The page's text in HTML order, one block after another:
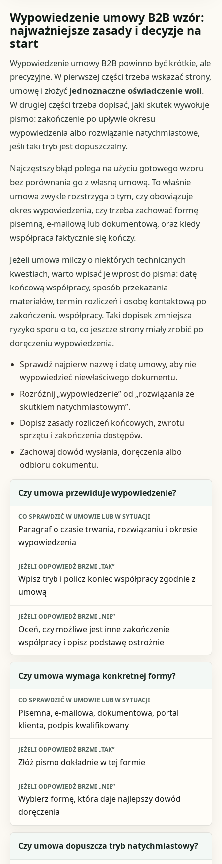
Wypowiedzenie umowy B2B wzór:
najważniejsze zasady i decyzje na
start
Wypowiedzenie umowy B2B powinno być krótkie, ale
precyzyjne. W pierwszej części trzeba wskazać strony,
umowę i złożyć jednoznaczne oświadczenie woli.
W drugiej części trzeba dopisać, jaki skutek wywołuje
pismo: zakończenie po upływie okresu
wypowiedzenia albo rozwiązanie natychmiastowe,
jeśli taki tryb jest dopuszczalny.
Najczęstszy błąd polega na użyciu gotowego wzoru
bez porównania go z własną umową. To właśnie
umowa zwykle rozstrzyga o tym, czy obowiązuje
okres wypowiedzenia, czy trzeba zachować formę
pisemną, e-mailową lub dokumentową, oraz kiedy
współpraca faktycznie się kończy.
Jeżeli umowa milczy o niektórych technicznych
kwestiach, warto wpisać je wprost do pisma: datę
końcową współpracy, sposób przekazania
materiałów, termin rozliczeń i osobę kontaktową po
zakończeniu współpracy. Taki dopisek zmniejsza
ryzyko sporu o to, co jeszcze strony miały zrobić po
doręczeniu wypowiedzenia.
Sprawdź najpierw nazwę i datę umowy, aby nie
wypowiedzieć niewłaściwego dokumentu.
Rozróżnij „wypowiedzenie” od „rozwiązania ze
skutkiem natychmiastowym”.
Dopisz zasady rozliczeń końcowych, zwrotu
sprzętu i zakończenia dostępów.
Zachowaj dowód wysłania, doręczenia albo
odbioru dokumentu.
Pytanie kontrolne
Co sprawdzić w umowie lub w sytuacji
Jeżeli odpowiedź brzmi „tak”
Jeżeli odpowiedź brzmi „nie”
Czy umowa przewiduje wypowiedzenie?
Paragraf o czasie trwania, rozwiązaniu i okresie
wypowiedzenia
Wpisz tryb i policz koniec współpracy zgodnie z
umową
Oceń, czy możliwe jest inne zakończenie
współpracy i opisz podstawę ostrożnie
Czy umowa wymaga konkretnej formy?
Pisemna, e-mailowa, dokumentowa, portal
klienta, podpis kwalifikowany
Złóż pismo dokładnie w tej formie
Wybierz formę, która daje najlepszy dowód
doręczenia
Czy umowa dopuszcza tryb natychmiastowy?